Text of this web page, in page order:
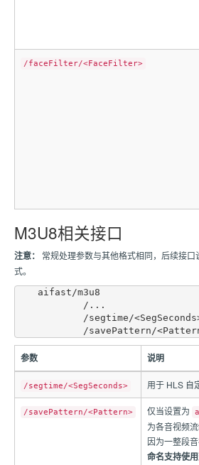
/faceFilter/<FaceFilter>
M3U8相关接口
注意：
常规处理参数与其他格式相同，后续接
式。
参数 说明
/segtime/<SegSeconds> 用于 HLS 自
/savePattern/<Pattern> 仅当设置为
为各音视频
因为一整段
命名支持使